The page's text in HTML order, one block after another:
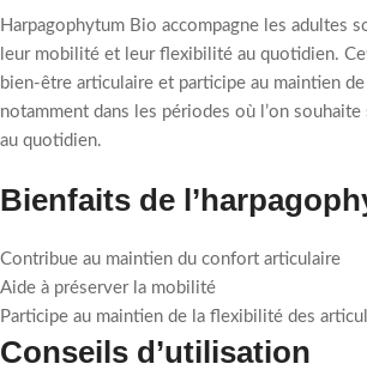
Harpagophytum Bio accompagne les adultes
leur mobilité et leur flexibilité au quotidien.
bien-être articulaire et participe au maintien
notamment dans les périodes où l’on
au quotidien.
Bienfaits de
Contribue au maintien du confort articulaire
Aide à préserver la mobilité
Participe au maintien de la flexibilité des
Conseils d’utilisation